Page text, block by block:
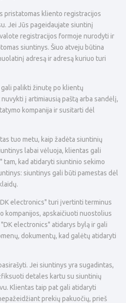
pristatomas kliento registracijos
Jei Jūs pageidaujate siuntinį
registracijos formoje nurodyti ir
siuntinys. Šiuo atveju būtina
adresą ir adresą kuriuo turi
palikti žinutę po klientų
į artimiausią paštą arba sandėlį,
kompanija ir susitarti dėl
tuo metu, kaip žadėta siuntinių
labai vėluoja, klientas gali
tam, kad atidaryti siuntinio sekimo
siuntinys gali būti pamestas dėl
electronics" turi įvertinti terminus
kompanijos, apskaičiuoti nuostolius
electronics" atidarys bylą ir gali
dokumentų, kad galėtų atidaryti
Jei siuntinys yra sugadintas,
detales kartu su siuntinių
Klientas taip pat gali atidaryti
prekių pakuočių, prieš